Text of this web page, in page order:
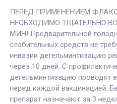
ПЕРЕД ПРИМЕНЕНИЕМ
НЕОБХОДИМО ТЩАТЕЛЬНО
МИН! Предварительной
слабительных средств не
инвазии дегельминтизацию
через 10 дней. С
дегельминтизацию проводят
перед каждой вакцинацией.
препарат назначают за 3